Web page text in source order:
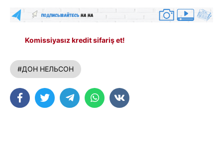
Komissiyasız kredit sifariş et!
#ДОН НЕЛЬСОН